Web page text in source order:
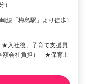
）
線「梅島駅」より徒歩1
入社後、子育て支援員
額会社負担） ★保育士